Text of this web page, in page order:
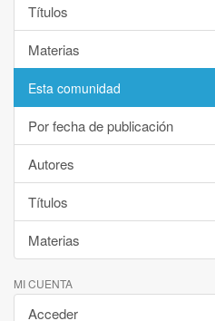
Títulos
Materias
Esta comunidad
Por fecha de publicación
Autores
Títulos
Materias
MI CUENTA
Acceder